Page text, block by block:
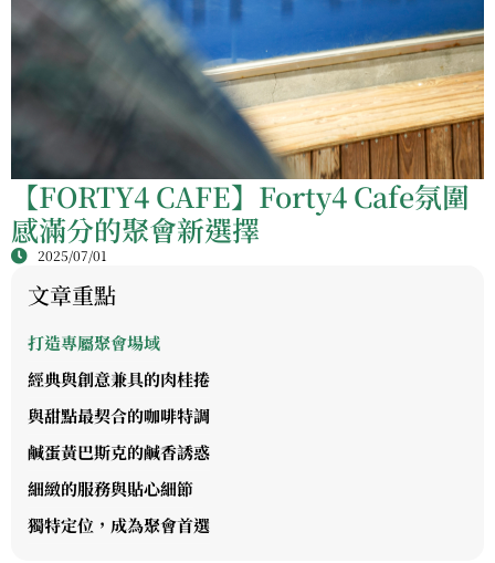
【FORTY4 CAFE】Forty4 Cafe氛圍
感滿分的聚會新選擇
2025/07/01
文章重點
打造專屬聚會場域
經典與創意兼具的肉桂捲
與甜點最契合的咖啡特調
鹹蛋黃巴斯克的鹹香誘惑
細緻的服務與貼心細節
獨特定位，成為聚會首選